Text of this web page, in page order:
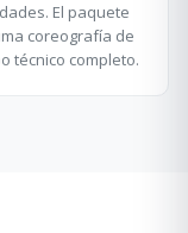
El paquete
coreografía de
técnico completo.